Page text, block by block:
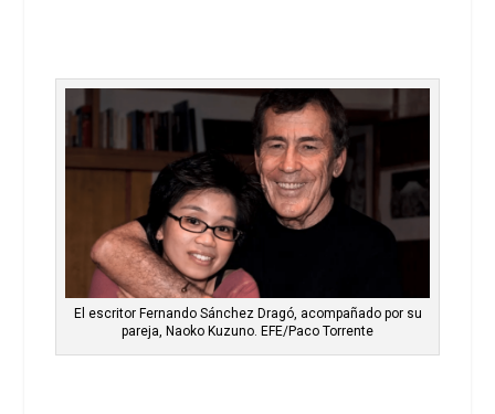
El escritor Fernando Sánchez Dragó, acompañado por su
pareja, Naoko Kuzuno. EFE/Paco Torrente